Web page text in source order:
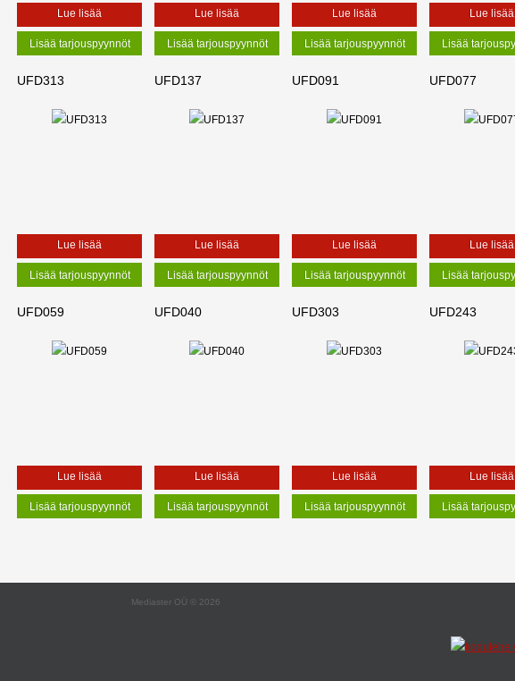
Lue lisää Lue lisää Lue lisää Lue lisää
UFD313
Lue lisää
UFD137
Lue lisää
UFD091
Lue lisää
UFD077
Lue lisää
UFD059
Lue lisää
UFD040
Lue lisää
UFD303
Lue lisää
UFD243
Lue lisää
Mediaster OÜ © 2026